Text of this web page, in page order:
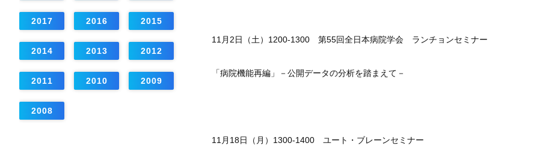
11月2日（土）1200-1300 第55回全日本病院学会 ランチョンセミナー
「病院機能再編」－公開データの分析を踏まえて－
11月18日（月）1300-1400 ユート・ブレーンセミナー
2017 2016 2015
2014 2013 2012
2011 2010 2009
2008